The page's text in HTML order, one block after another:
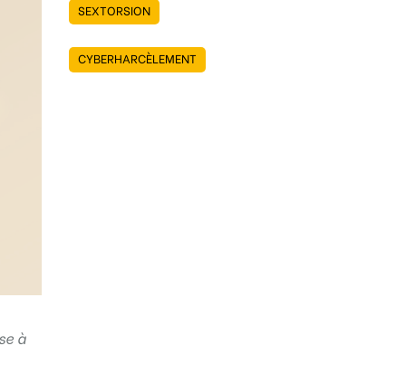
à
SEXTORSION
CYBERHARCÈLEMENT